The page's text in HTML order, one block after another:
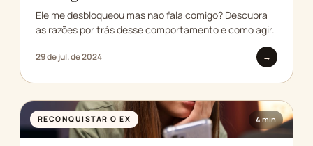
Ele me desbloqueou mas nao fala comigo? Descubra
as razões por trás desse comportamento e como agir.
29 de jul. de 2024 →
RECONQUISTAR O EX 4 min